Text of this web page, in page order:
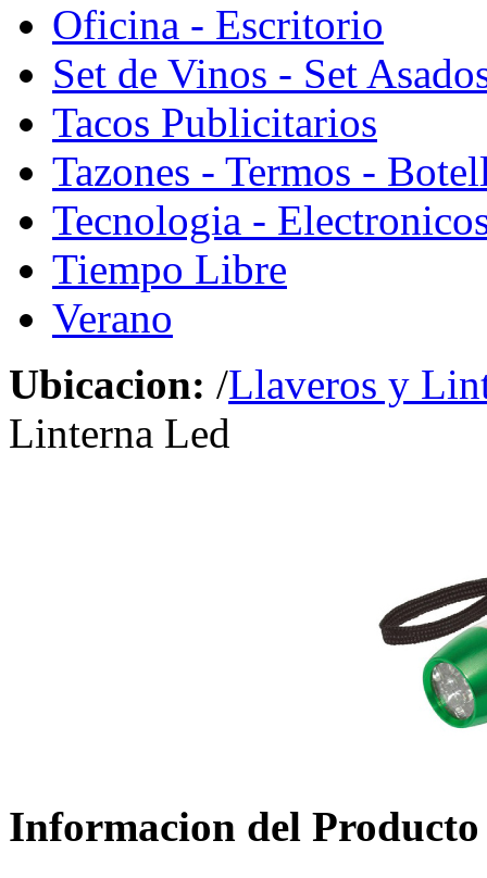
Oficina - Escritorio
Set de Vinos - Set
Tacos Publicitarios
Tazones - Termos -
Tecnologia -
Tiempo Libre
Verano
Ubicacion: /Llaveros y
Linterna Led
Informacion del Producto